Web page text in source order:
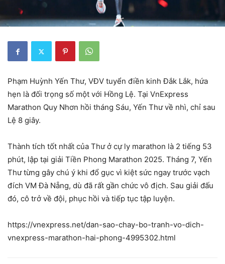
Phạm Huỳnh Yến Thư, VĐV tuyển điền kinh Đắk Lắk, hứa
hẹn là đối trọng số một với Hồng Lệ. Tại VnExpress
Marathon Quy Nhơn hồi tháng Sáu, Yến Thư về nhì, chỉ sau
Lệ 8 giây.
Thành tích tốt nhất của Thư ở cự ly marathon là 2 tiếng 53
phút, lập tại giải Tiền Phong Marathon 2025. Tháng 7, Yến
Thư từng gây chú ý khi đổ gục vì kiệt sức ngay trước vạch
đích VM Đà Nẵng, dù đã rất gần chức vô địch. Sau giải đấu
đó, cô trở về đội, phục hồi và tiếp tục tập luyện.
https://vnexpress.net/dan-sao-chay-bo-tranh-vo-dich-
vnexpress-marathon-hai-phong-4995302.html